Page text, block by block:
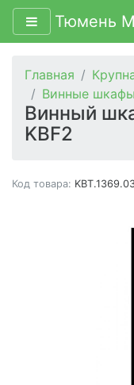
Тюмень
Главная
Винные шкафы
Винный
KBF2
Код товара: